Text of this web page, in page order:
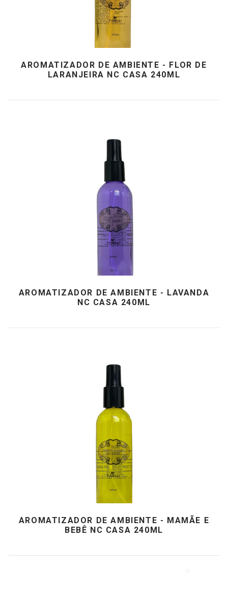
AROMATIZADOR DE AMBIENTE - FLOR DE
LARANJEIRA NC CASA 240ML
AROMATIZADOR DE AMBIENTE - LAVANDA
NC CASA 240ML
AROMATIZADOR DE AMBIENTE - MAMÃE E
BEBÊ NC CASA 240ML